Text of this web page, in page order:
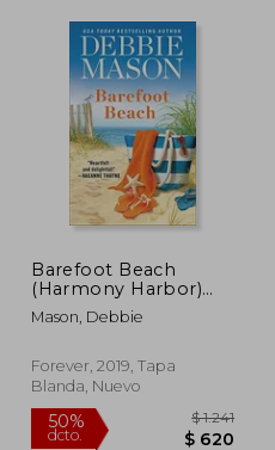
40%
dcto.
Barefoot Beach
(Harmony Harbor)
(en Inglés)
Mason, Debbie
Forever, 2019, Tapa
Blanda, Nuevo